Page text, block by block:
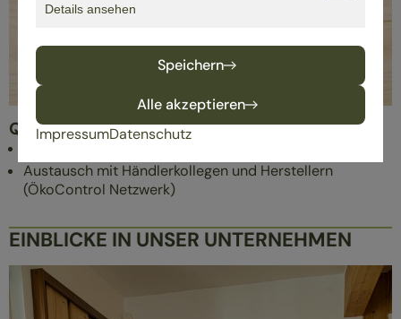
Qualitätssicherung
regelmäßige Weiterbildungen
Austausch mit Händlerkollegen und Herstellern
(ÖkoControl Netzwerk)
EINBLICKE IN UNSER UNTERNEHMEN
Details ansehen
Speichern
Alle akzeptieren
ImpressumDatenschutz